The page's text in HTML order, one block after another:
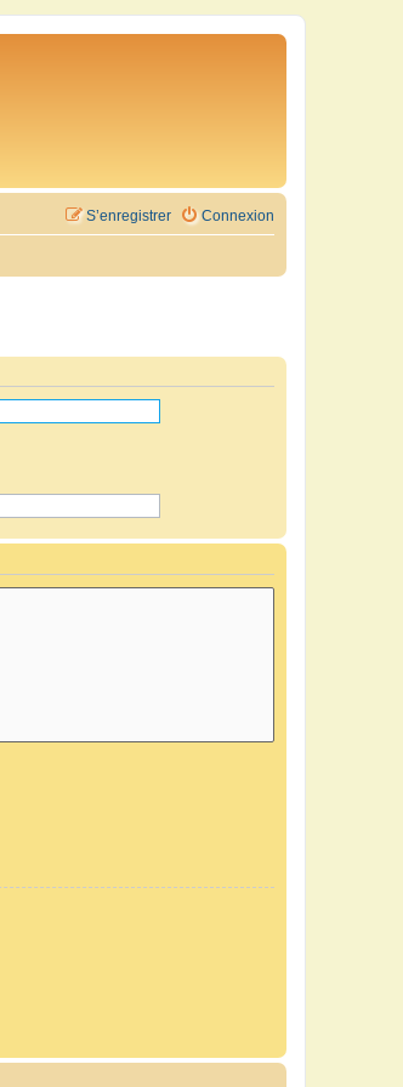
Connexion
S’enregistrer